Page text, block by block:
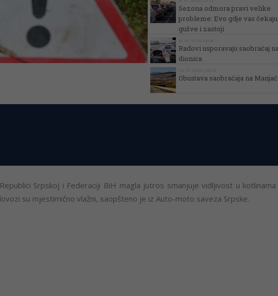
Sezona odmora pravi velike
probleme: Evo gdje vas čekaju
gužve i zastoji
Radovi usporavaju saobraćaj
dionica
Obustava saobraćaja na
Srpskoj i Federaciji BiH magla jutros smanjuje vidljivost u
su mjestimično vlažni, saopšteno je iz Auto-moto saveza Srpske.